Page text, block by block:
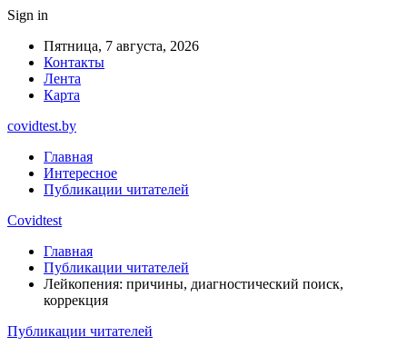
Sign in
Пятница, 7 августа, 2026
Контакты
Лента
Карта
covidtest.by
Главная
Интересное
Публикации читателей
Covidtest
Главная
Публикации читателей
Лейкопения: причины, диагностический поиск,
коррекция
Публикации читателей